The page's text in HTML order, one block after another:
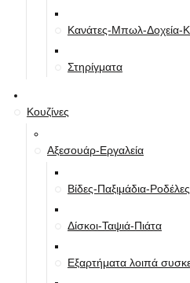
Κανάτες-Μπωλ-Δοχεία-
Στηρίγματα
Κουζίνες
Αξεσουάρ-Εργαλεία
Βίδες-Παξιμάδια-Ροδέλες
Δίσκοι-Ταψιά-Πιάτα
Εξαρτήματα λοιπά